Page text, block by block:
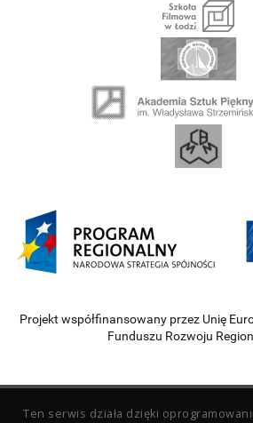
Projekt współfinansowany przez Unię
Funduszu Rozwoju
Ten serwis działa dzięki